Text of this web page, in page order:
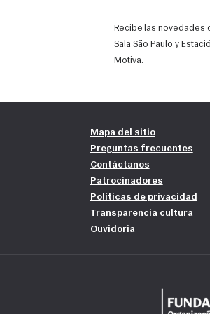
Recibe las novedades
Sala São Paulo y
Motiva.
Mapa del sitio
Preguntas frecuentes
Contáctanos
Patrocinadores
Políticas de privacidad
Transparencia cultura
Ouvidoria